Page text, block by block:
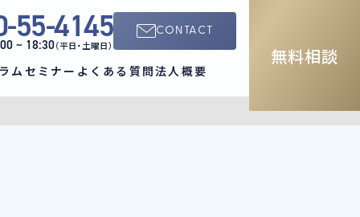
55-4145
~ 18:30（平日・土曜日）
CONTACT
ムセミナー よくある質問法人概要
無料相談